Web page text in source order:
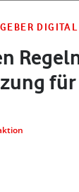
DIGITAL
für